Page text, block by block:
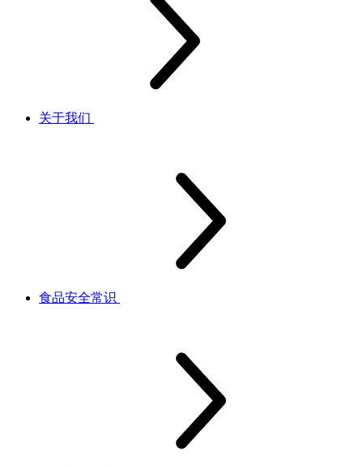
关于我们
食品安全常识